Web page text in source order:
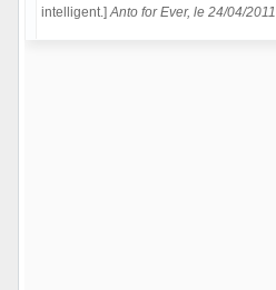
intelligent.]Anto for Ever, le 24/04/2011